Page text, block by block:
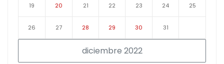
diciembre 2022
19 20 21 22 23 24 25
26 27 28 29 30 31